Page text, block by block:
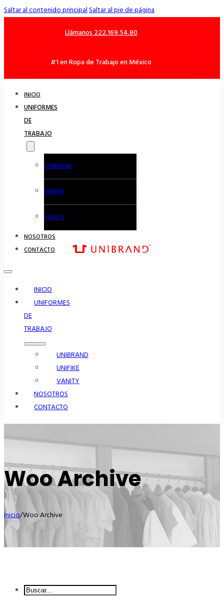
Saltar al contenido principalSaltar al pie de página
Llámanos 222.169.54.80
#1 en Ropa de Trabajo en México
INICIO
UNIFORMES
DE
TRABAJO
UNIBRAND
UNIFIKE
VANITY
NOSOTROS
CONTACTO
INICIO
UNIFORMES
DE
TRABAJO
UNIBRAND
UNIFIKE
VANITY
NOSOTROS
CONTACTO
Woo Archive
Inicio/Woo Archive
Buscar...